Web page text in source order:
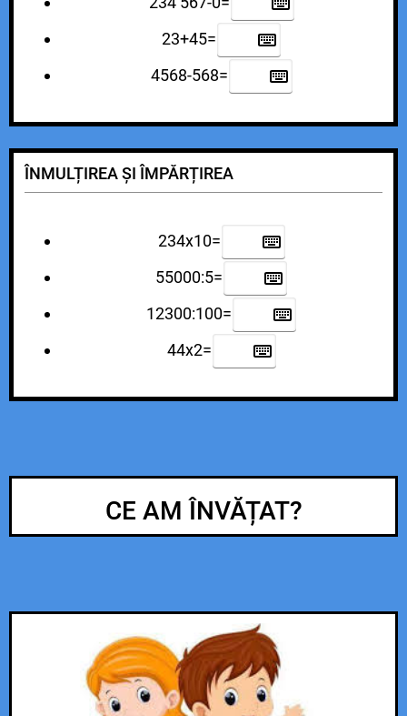
23+45=
4568-568=
ÎNMULȚIREA ȘI ÎMPĂRȚIREA
234x10=
55000:5=
12300:100=
44x2=
CE AM ÎNVĂȚAT?